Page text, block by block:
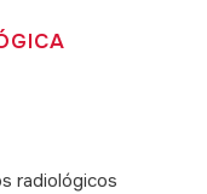
radiológicos